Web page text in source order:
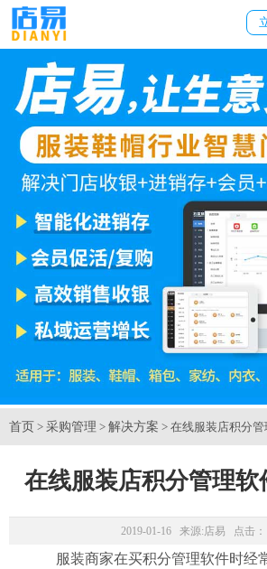
首页 > 采购管理 > 解决方案 > 在线服装店积分
在线服装店积分管理软
2019-01-16 来源:店易 点击：
服装商家在买积分管理软件时经